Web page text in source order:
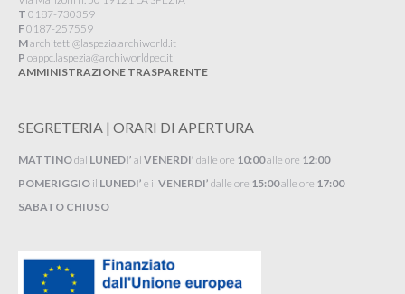
T 0187-730359
F0187-257559
Marchitetti@laspezia.archiworld.it
P oappc.laspezia@archiworldpec.it​
AMMINISTRAZIONE TRASPARENTE
SEGRETERIA | ORARI DI APERTURA
MATTINOdal LUNEDI’ al VENERDI’ dalle ore 10:00alle ore 12:00
POMERIGGIO il LUNEDI’ e il VENERDI’ dalle ore 15:00alle ore 17:00
SABATO CHIUSO